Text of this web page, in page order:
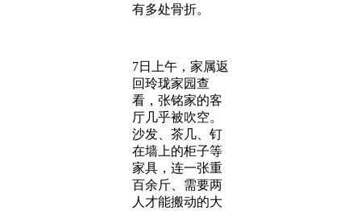
有多处骨折。
7日上午，家属返
回玲珑家园查
看，张铭家的客
厅几乎被吹空。
沙发、茶几、钉
在墙上的柜子等
家具，连一张重
百余斤、需要两
人才能搬动的大